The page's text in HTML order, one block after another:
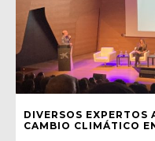
DIVERSOS
CAMBIO CLIMÁTICO